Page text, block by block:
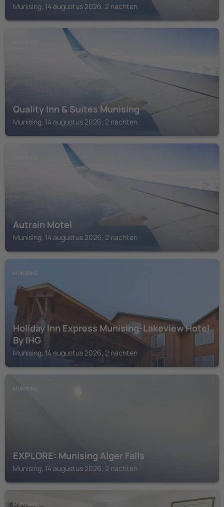
Munising, 14 augustus 2026, 2 nachten
Quality Inn & Suites Munising
Munising, 14 augustus 2026, 2 nachten
Autrain Motel
Munising, 14 augustus 2026, 2 nachten
MUNISING
Holiday Inn Express Munising-Lakeview Hotel
By IHG
Munising, 14 augustus 2026, 2 nachten
MUNISING
EXPLORE: Munising Alger Falls
Munising, 14 augustus 2026, 2 nachten
MUNISING